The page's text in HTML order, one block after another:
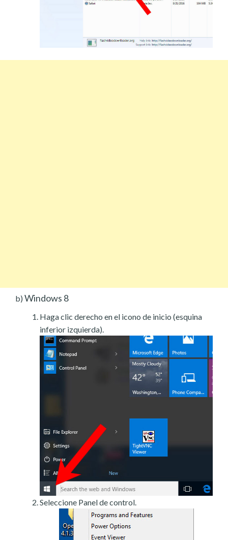
b) Windows 8
Haga clic derecho en el icono de inicio (esquina
inferior izquierda).
Seleccione Panel de control.